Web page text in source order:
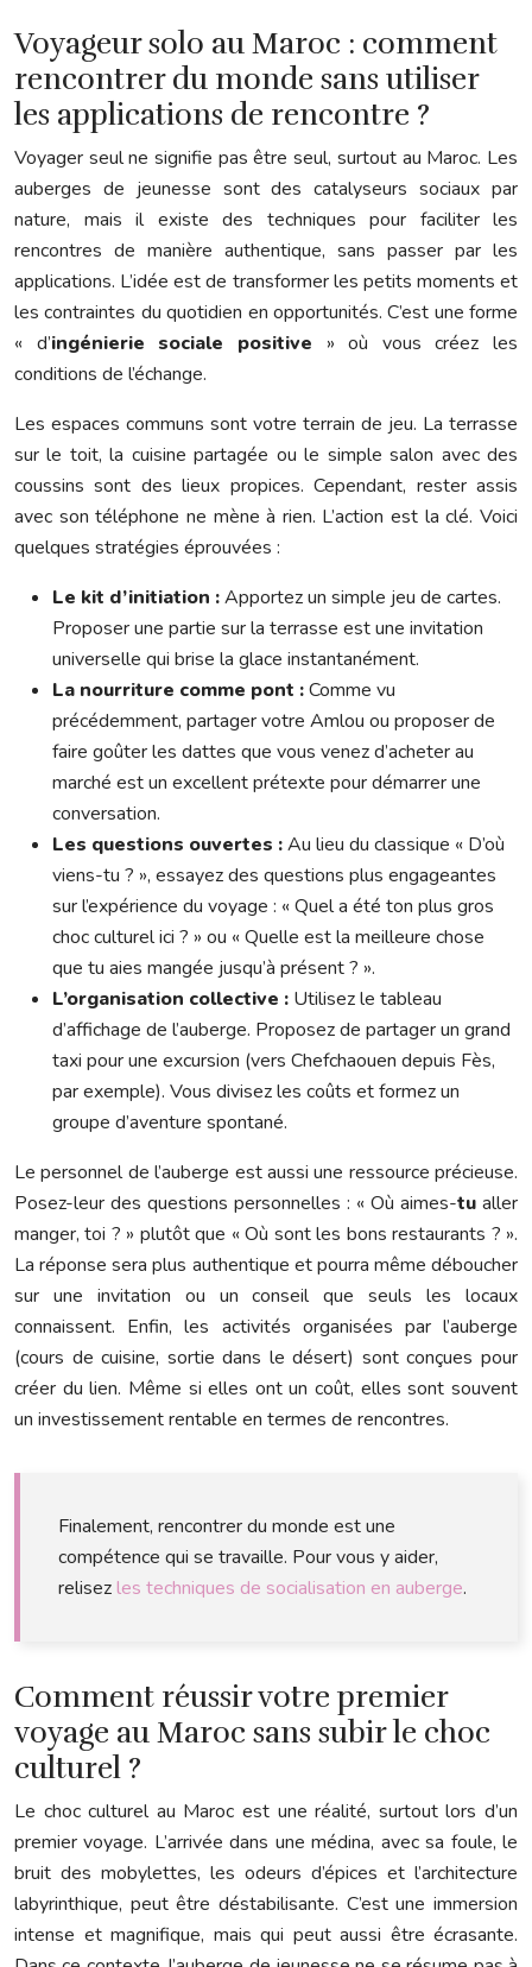
Voyageur solo au Maroc : comment
rencontrer du monde sans utiliser
les applications de rencontre ?
Voyager seul ne signifie pas être seul, surtout au Maroc. Les
auberges de jeunesse sont des catalyseurs sociaux par
nature, mais il existe des techniques pour faciliter les
rencontres de manière authentique, sans passer par les
applications. L’idée est de transformer les petits moments et
les contraintes du quotidien en opportunités. C’est une forme
« d’ingénierie sociale positive » où vous créez les
conditions de l’échange.
Les espaces communs sont votre terrain de jeu. La terrasse
sur le toit, la cuisine partagée ou le simple salon avec des
coussins sont des lieux propices. Cependant, rester assis
avec son téléphone ne mène à rien. L’action est la clé. Voici
quelques stratégies éprouvées :
Le kit d’initiation :Apportez un simple jeu de cartes.
Proposer une partie sur la terrasse est une invitation
universelle qui brise la glace instantanément.
La nourriture comme pont :Comme vu
précédemment, partager votre Amlou ou proposer de
faire goûter les dattes que vous venez d’acheter au
marché est un excellent prétexte pour démarrer une
conversation.
Les questions ouvertes :Au lieu du classique « D’où
viens-tu ? », essayez des questions plus engageantes
sur l’expérience du voyage : « Quel a été ton plus gros
choc culturel ici ? » ou « Quelle est la meilleure chose
que tu aies mangée jusqu’à présent ? ».
L’organisation collective : Utilisez le tableau
d’affichage de l’auberge. Proposez de partager un grand
taxi pour une excursion (vers Chefchaouen depuis Fès,
par exemple). Vous divisez les coûts et formez un
groupe d’aventure spontané.
Le personnel de l’auberge est aussi une ressource précieuse.
Posez-leur des questions personnelles : « Où aimes-tu aller
manger, toi ? » plutôt que « Où sont les bons restaurants ? ».
La réponse sera plus authentique et pourra même déboucher
sur une invitation ou un conseil que seuls les locaux
connaissent. Enfin, les activités organisées par l’auberge
(cours de cuisine, sortie dans le désert) sont conçues pour
créer du lien. Même si elles ont un coût, elles sont souvent
un investissement rentable en termes de rencontres.
Finalement, rencontrer du monde est une
compétence qui se travaille. Pour vous y aider,
relisezles techniques de socialisation en auberge.
Comment réussir votre premier
voyage au Maroc sans subir le choc
culturel ?
Le choc culturel au Maroc est une réalité, surtout lors d’un
premier voyage. L’arrivée dans une médina, avec sa foule, le
bruit des mobylettes, les odeurs d’épices et l’architecture
labyrinthique, peut être déstabilisante. C’est une immersion
intense et magnifique, mais qui peut aussi être écrasante.